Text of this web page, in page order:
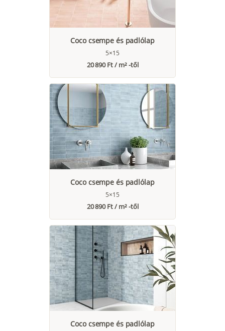
Coco csempe és padlólap
5×15
20 890 Ft / m² -től
Coco csempe és padlólap
5×15
20 890 Ft / m² -től
Coco csempe és padlólap